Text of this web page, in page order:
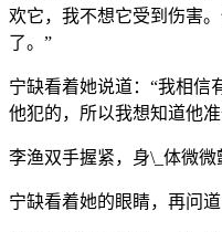
欢它，我不想它受到伤害
了。”
宁缺看着她说道：“我相信
他犯的，所以我想知道他
李渔双手握紧，身\_体微微
宁缺看着她的眼睛，再问